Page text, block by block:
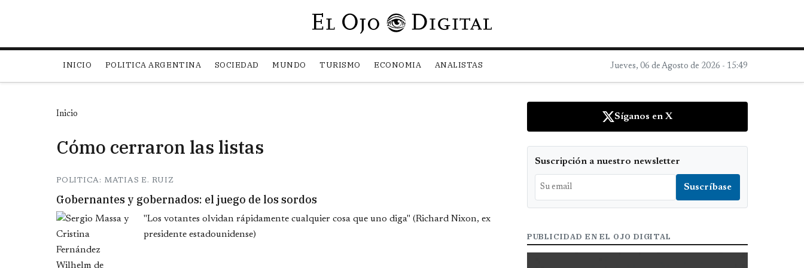
Pasar al contenido principal
INICIO POLITICA ARGENTINA SOCIEDAD MUNDO TURISMO ECONOMIA ANALISTAS Jueves, 06 de Agosto de 2026 - 15:49
Inicio
Cómo cerraron las listas
POLITICA: MATIAS E. RUIZ
Gobernantes y gobernados: el juego de los sordos
"Los votantes olvidan rápidamente cualquier cosa que uno diga" (Richard Nixon, ex
presidente estadounidense)
Síganos en X
Suscripción a nuestro newsletter
PUBLICIDAD EN EL OJO DIGITAL